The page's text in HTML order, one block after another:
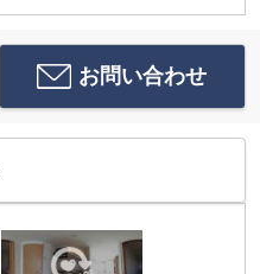
お問い合わせ